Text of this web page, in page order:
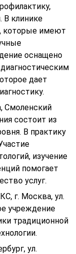
В клинике
которые имеют
оснащено
дает
Смоленский
состоит из
В практику
изучение
помогает
услуг.
г. Москва, ул.
учреждение
традиционной
ул.